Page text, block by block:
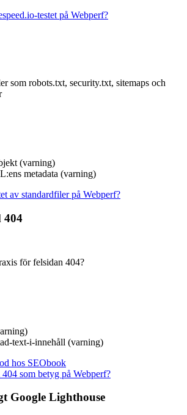
testet på Webperf?
som robots.txt, security.txt, sitemaps och
(varning)
metadata (varning)
av standardfiler på Webperf?
404
för felsidan 404?
text-i-innehåll (varning)
hos SEObook
som betyg på Webperf?
Google Lighthouse